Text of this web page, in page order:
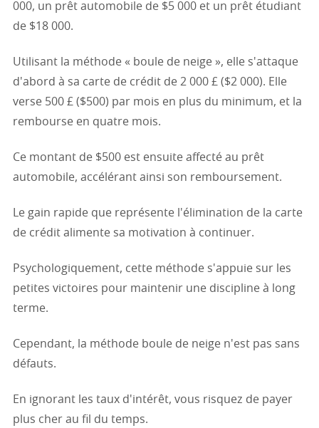
000, un prêt automobile de $5 000 et un prêt étudiant
de $18 000.
Utilisant la méthode « boule de neige », elle s'attaque
d'abord à sa carte de crédit de 2 000 £ ($2 000). Elle
verse 500 £ ($500) par mois en plus du minimum, et la
rembourse en quatre mois.
Ce montant de $500 est ensuite affecté au prêt
automobile, accélérant ainsi son remboursement.
Le gain rapide que représente l'élimination de la carte
de crédit alimente sa motivation à continuer.
Psychologiquement, cette méthode s'appuie sur les
petites victoires pour maintenir une discipline à long
terme.
Cependant, la méthode boule de neige n'est pas sans
défauts.
En ignorant les taux d'intérêt, vous risquez de payer
plus cher au fil du temps.